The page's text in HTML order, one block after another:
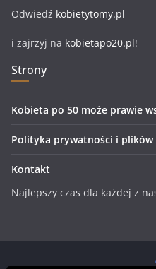
Odwiedź kobietytomy.pl
i zajrzyj na kobietapo20.pl!
Strony
Kobieta po 50 może prawie
Polityka prywatności i plików
Kontakt
Najlepszy czas dla każdej z